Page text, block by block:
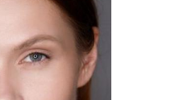
Макияж для бальных
танцев